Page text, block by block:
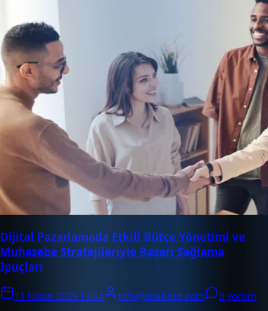
Dijital Pazarlamada Etkili Bütçe Yönetimi ve
Muhasebe Stratejileriyle Başarı Sağlama
İpuçları
11 Nisan 2025 19:04 info@enabase.com
0 yorum